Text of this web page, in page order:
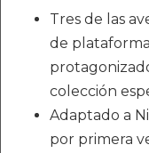
Tres de las
de
colección
Adaptado a
por primera